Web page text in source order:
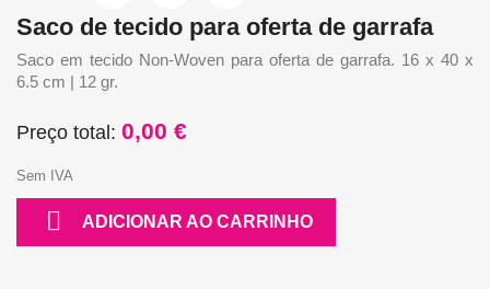
Saco de tecido para oferta de garrafa
Saco em tecido Non-Woven para oferta de garrafa. 16 x 40 x
6.5 cm | 12 gr.
Preço total: 0,00 €
Sem IVA
 ADICIONAR AO CARRINHO